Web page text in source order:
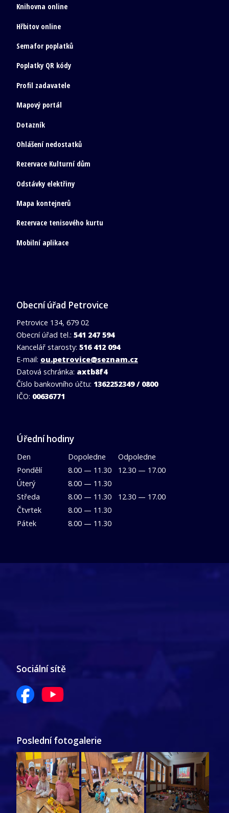
Knihovna online
Hřbitov online
Semafor poplatků
Poplatky QR kódy
Profil zadavatele
Mapový portál
Dotazník
Ohlášení nedostatků
Rezervace Kulturní dům
Odstávky elektřiny
Mapa kontejnerů
Rezervace tenisového kurtu
Mobilní aplikace
Obecní úřad Petrovice
Petrovice 134, 679 02
Obecní úřad tel.: 541 247 594
Kancelář starosty: 516 412 094
E-mail: ou.petrovice@seznam.cz
Datová schránka: axtb8f4
Číslo bankovního účtu: 1362252349 / 0800
IČO: 00636771
Úřední hodiny
Den Dopoledne
Odpoledne
Pondělí
8.00 — 11.30
12.30 — 17.00
Úterý
8.00 — 11.30
Středa
8.00 — 11.30
12.30 — 17.00
Čtvrtek
8.00 — 11.30
Pátek
8.00 — 11.30
Sociální sítě
Poslední fotogalerie